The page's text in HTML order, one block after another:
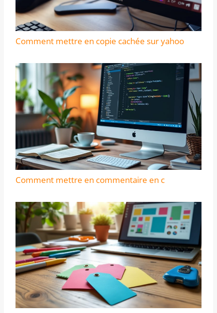
Comment mettre en copie cachée sur yahoo
Comment mettre en commentaire en c